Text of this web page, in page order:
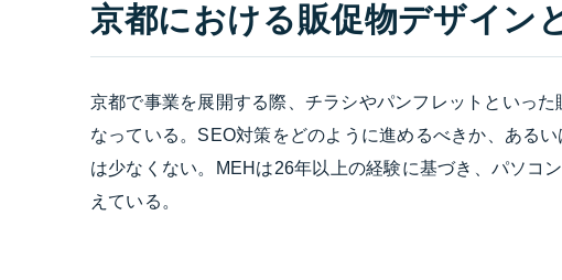
京都における販促物デザイン
京都で事業を展開する際、チラシやパンフレットといっ
なっている。SEO対策をどのように進めるべきか、ある
は少なくない。MEHは26年以上の経験に基づき、パソコ
えている。